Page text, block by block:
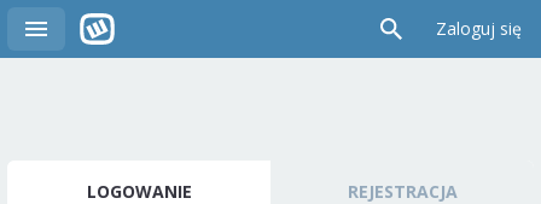
Zaloguj się
LOGOWANIE REJESTRACJA